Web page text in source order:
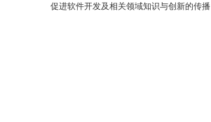
促进软件开发及相关领域知识与创新的传播